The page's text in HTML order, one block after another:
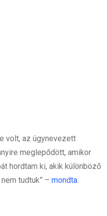
volt, az úgynevezett
meglepődött, amikor
hordtam ki, akik különböző
tudtuk” – mondta